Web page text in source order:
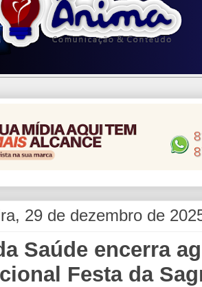
29 de dezembro de
Saúde encerra
Festa da